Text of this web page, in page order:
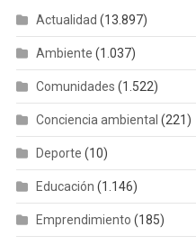
Actualidad (13.897)
Ambiente (1.037)
Comunidades (1.522)
Conciencia ambiental (221)
Deporte (10)
Educación (1.146)
Emprendimiento (185)